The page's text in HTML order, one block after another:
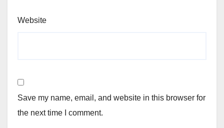
Website
Save my name, email, and website in this browser for
the next time I comment.